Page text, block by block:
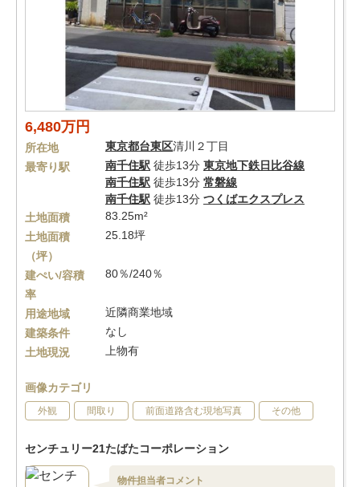
6,480万円
所在地 東京都台東区清川２丁目
最寄り駅
南千住駅 徒歩13分 東京地下鉄日比谷線
南千住駅 徒歩13分 常磐線
南千住駅 徒歩13分 つくばエクスプレス
土地面積
83.25m²
土地面積
（坪）
25.18坪
建ぺい/容積
率
80％/240％
用途地域
近隣商業地域
建築条件
なし
土地現況
上物有
画像カテゴリ
外観 間取り 前面道路含む現地写真 その他
センチュリー21たばたコーポレーション
物件担当者コメント